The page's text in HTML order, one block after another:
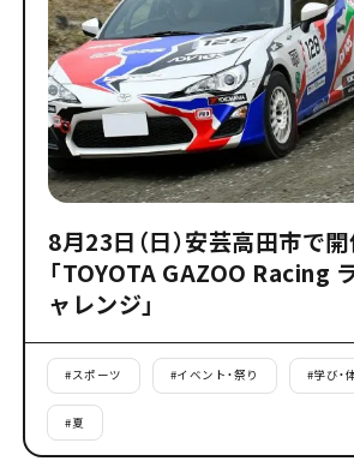
8月23日（日）安芸高田市で開
「TOYOTA GAZOO Racing
ャレンジ」
#スポーツ #イベント・祭り #学び・
#夏